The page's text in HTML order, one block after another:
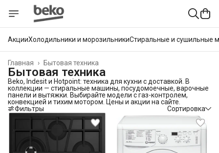
АкцииХолодильники и морозильникиСтиральные и сушильные
Бытовая техника
Главная ›
Бытовая техника
Beko, Indesit и Hotpoint: техника для кухни с доставкой. В
коллекции — стиральные машины, посудомоечные, варочные
панели и вытяжки. Выбирайте модели с газ-контролем,
конвекцией и тихим мотором. Цены и акции на сайте.
Фильтры
Сортировка